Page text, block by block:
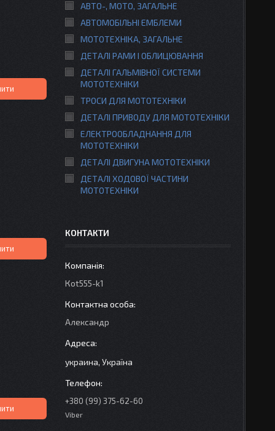
АВТО-, МОТО, ЗАГАЛЬНЕ
АВТОМОБІЛЬНІ ЕМБЛЕМИ
МОТОТЕХНІКА, ЗАГАЛЬНЕ
ДЕТАЛІ РАМИ І ОБЛИЦЮВАННЯ
ДЕТАЛІ ГАЛЬМІВНОЇ СИСТЕМИ
МОТОТЕХНІКИ
ТРОСИ ДЛЯ МОТОТЕХНІКИ
ДЕТАЛІ ПРИВОДУ ДЛЯ МОТОТЕХНІКИ
ЕЛЕКТРООБЛАДНАННЯ ДЛЯ
МОТОТЕХНІКИ
ДЕТАЛІ ДВИГУНА МОТОТЕХНІКИ
ДЕТАЛІ ХОДОВОЇ ЧАСТИНИ
МОТОТЕХНІКИ
КОНТАКТИ
Кot555-k1
Александр
украина, Україна
+380 (99) 375-62-60
Viber